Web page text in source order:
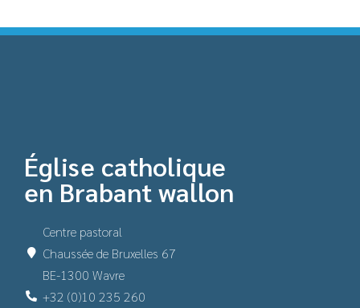
Église catholique
en Brabant wallon
Centre pastoral
Chaussée de Bruxelles 67
BE-1300 Wavre
+32 (0)10 235 260